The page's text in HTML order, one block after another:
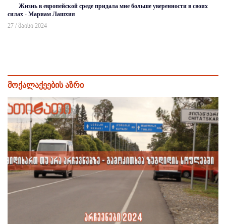
Жизнь в европейской среде придала мне больше уверенности в своих
силах - Мариам Лашхия
27 / მაისი 2024
მოქალაქეების აზრი